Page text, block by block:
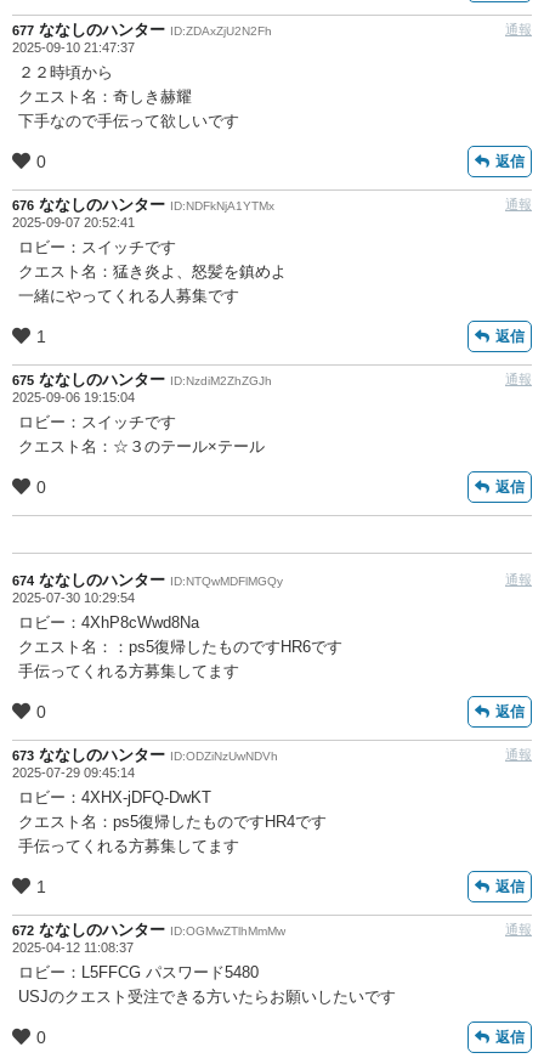
677 ななしのハンター ID:ZDAxZjU2N2Fh
2025-09-10 21:47:37
通報
２２時頃から
クエスト名：奇しき赫耀
下手なので手伝って欲しいです
0 返信
676 ななしのハンター ID:NDFkNjA1YTMx
2025-09-07 20:52:41
通報
ロビー：スイッチです
クエスト名：猛き炎よ、怒髪を鎮めよ
一緒にやってくれる人募集です
1 返信
675 ななしのハンター ID:NzdiM2ZhZGJh
2025-09-06 19:15:04
通報
ロビー：スイッチです
クエスト名：☆３のテール×テール
0 返信
674 ななしのハンター ID:NTQwMDFlMGQy
2025-07-30 10:29:54
通報
ロビー：4XhP8cWwd8Na
クエスト名：：ps5復帰したものですHR6です
手伝ってくれる方募集してます
0 返信
673 ななしのハンター ID:ODZiNzUwNDVh
2025-07-29 09:45:14
通報
ロビー：4XHX-jDFQ-DwKT
クエスト名：ps5復帰したものですHR4です
手伝ってくれる方募集してます
1 返信
672 ななしのハンター ID:OGMwZTlhMmMw
2025-04-12 11:08:37
通報
ロビー：L5FFCG パスワード5480
USJのクエスト受注できる方いたらお願いしたいです
0 返信